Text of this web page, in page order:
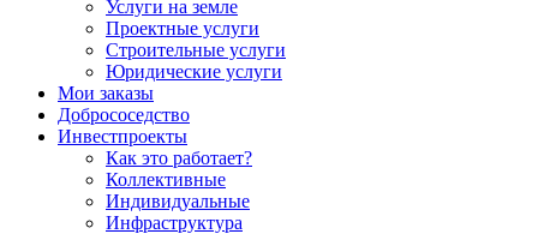
Услуги на земле
Проектные услуги
Строительные услуги
Юридические услуги
Мои заказы
Добрососедство
Инвестпроекты
Как это работает?
Коллективные
Индивидуальные
Инфраструктура